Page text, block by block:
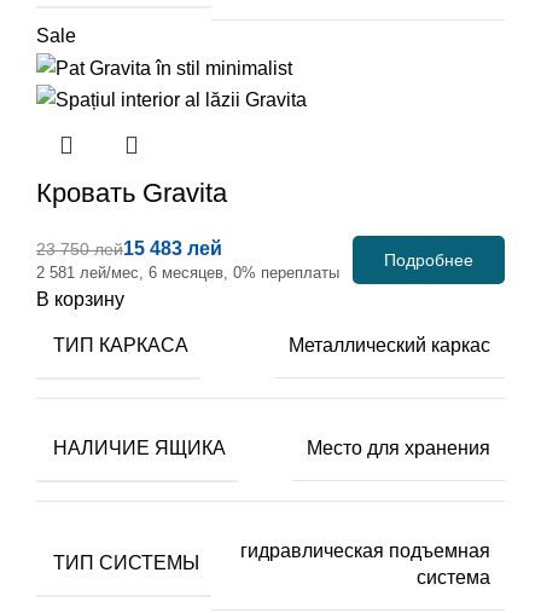
Sale
Кровать Gravita
23 750 лей15 483 лей
2 581 лей/мес, 6 месяцев, 0% переплаты
Подробнее
В корзину
ТИП КАРКАСА Металлический каркас
НАЛИЧИЕ ЯЩИКА Место для хранения
ТИП СИСТЕМЫ
гидравлическая подъемная
система